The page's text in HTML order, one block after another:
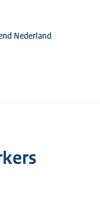
Nederland